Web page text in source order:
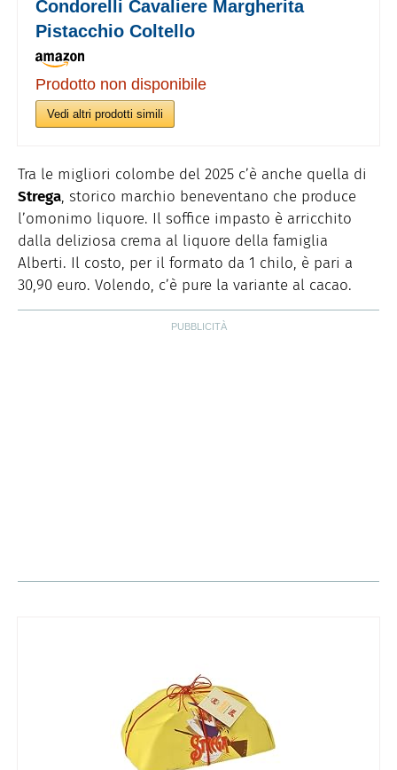
Condorelli Cavaliere Margherita
Pistacchio Coltello
Prodotto non disponibile
Vedi altri prodotti simili
Tra le migliori colombe del 2025 c’è anche quella di
Strega, storico marchio beneventano che produce
l’omonimo liquore. Il soffice impasto è arricchito
dalla deliziosa crema al liquore della famiglia
Alberti. Il costo, per il formato da 1 chilo, è pari a
30,90 euro. Volendo, c’è pure la variante al cacao.